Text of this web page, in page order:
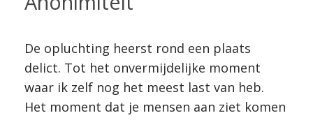
De opluchting heerst rond een plaats
delict. Tot het onvermijdelijke moment
waar ik zelf nog het meest last van heb.
Het moment dat je mensen aan ziet komen